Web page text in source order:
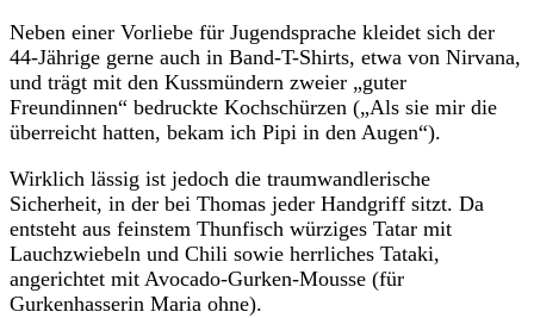
Neben einer Vorliebe für Jugendsprache kleidet sich der
44-Jährige gerne auch in Band-T-Shirts, etwa von Nirvana,
und trägt mit den Kussmündern zweier „guter
Freundinnen“ bedruckte Kochschürzen („Als sie mir die
überreicht hatten, bekam ich Pipi in den Augen“).
Wirklich lässig ist jedoch die traumwandlerische
Sicherheit, in der bei Thomas jeder Handgriff sitzt. Da
entsteht aus feinstem Thunfisch würziges Tatar mit
Lauchzwiebeln und Chili sowie herrliches Tataki,
angerichtet mit Avocado-Gurken-Mousse (für
Gurkenhasserin Maria ohne).